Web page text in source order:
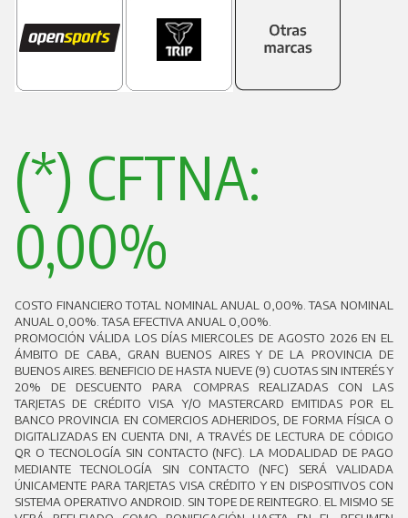
(*) CFTNA:
0,00%
COSTO FINANCIERO TOTAL NOMINAL ANUAL 0,00%. TASA NOMINAL
ANUAL 0,00%. TASA EFECTIVA ANUAL 0,00%.
PROMOCIÓN VÁLIDA LOS DÍAS MIERCOLES DE AGOSTO 2026 EN EL
ÁMBITO DE CABA, GRAN BUENOS AIRES Y DE LA PROVINCIA DE
BUENOS AIRES. BENEFICIO DE HASTA NUEVE (9) CUOTAS SIN INTERÉS Y
20% DE DESCUENTO PARA COMPRAS REALIZADAS CON LAS
TARJETAS DE CRÉDITO VISA Y/O MASTERCARD EMITIDAS POR EL
BANCO PROVINCIA EN COMERCIOS ADHERIDOS, DE FORMA FÍSICA O
DIGITALIZADAS EN CUENTA DNI, A TRAVÉS DE LECTURA DE CÓDIGO
QR O TECNOLOGÍA SIN CONTACTO (NFC). LA MODALIDAD DE PAGO
MEDIANTE TECNOLOGÍA SIN CONTACTO (NFC) SERÁ VALIDADA
ÚNICAMENTE PARA TARJETAS VISA CRÉDITO Y EN DISPOSITIVOS CON
SISTEMA OPERATIVO ANDROID. SIN TOPE DE REINTEGRO. EL MISMO SE